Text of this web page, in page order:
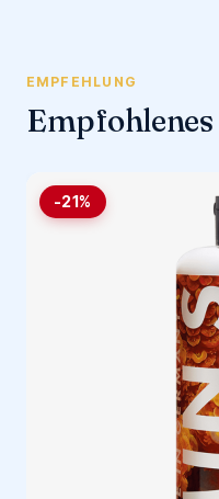
EMPFEHLUNG
Empfohlenes
-21%